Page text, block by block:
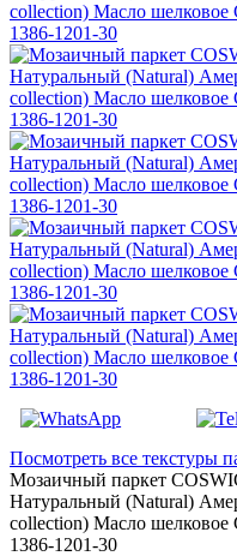
Посмотреть все текстуры
Мозаичный паркет
Натуральный (Natural)
collection) Масло шелковое
1386-1201-30